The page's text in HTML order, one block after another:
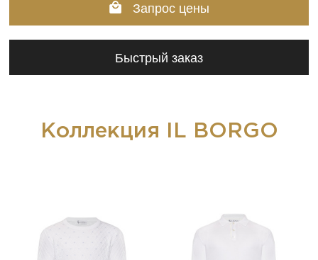
Запрос цены
Быстрый заказ
Коллекция IL BORGO